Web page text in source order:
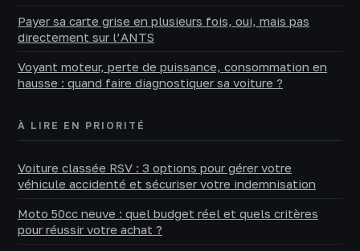
Payer sa carte grise en plusieurs fois, oui, mais pas
directement sur l’ANTS
Voyant moteur, perte de puissance, consommation en
hausse : quand faire diagnostiquer sa voiture ?
À LIRE EN PRIORITÉ
Voiture classée RSV : 3 options pour gérer votre
véhicule accidenté et sécuriser votre indemnisation
Moto 50cc neuve : quel budget réel et quels critères
pour réussir votre achat ?